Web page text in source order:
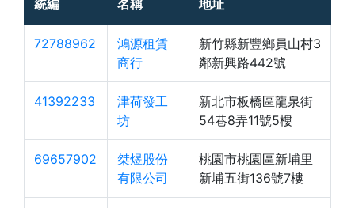
統編 名稱 地址
72788962
鴻源租賃
商行
新竹縣新豐鄉員山村3
鄰新興路442號
41392233
津荷發工
坊
新北市板橋區龍泉街
54巷8弄11號5樓
69657902
桀煜股份
有限公司
桃園市桃園區新埔里
新埔五街136號7樓